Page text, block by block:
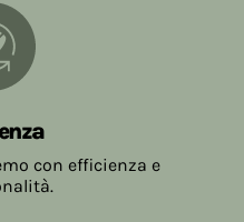
con efficienza e